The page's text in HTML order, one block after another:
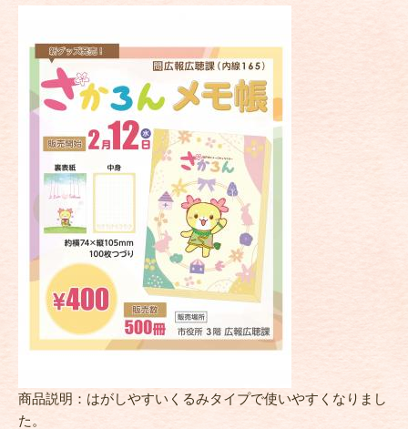
商品説明：はがしやすいくるみタイプで使いやすくなりまし
た。